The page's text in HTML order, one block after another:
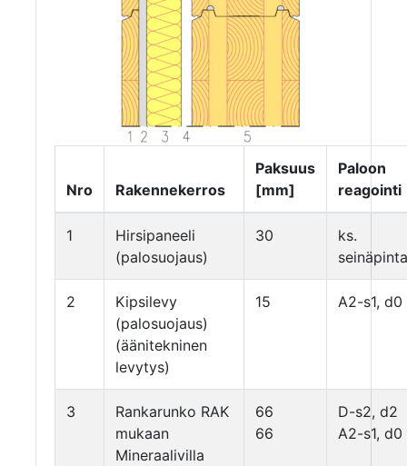
Nro Rakennekerros
Paksuus
[mm]
Paloon
reagointi
1
Hirsipaneeli
(palosuojaus)
30
ks.
seinäpinta
2
Kipsilevy
(palosuojaus)
(äänitekninen
levytys)
15 A2-s1, d0
3
Rankarunko RAK
mukaan
Mineraalivilla
66
66
D-s2, d2
A2-s1, d0